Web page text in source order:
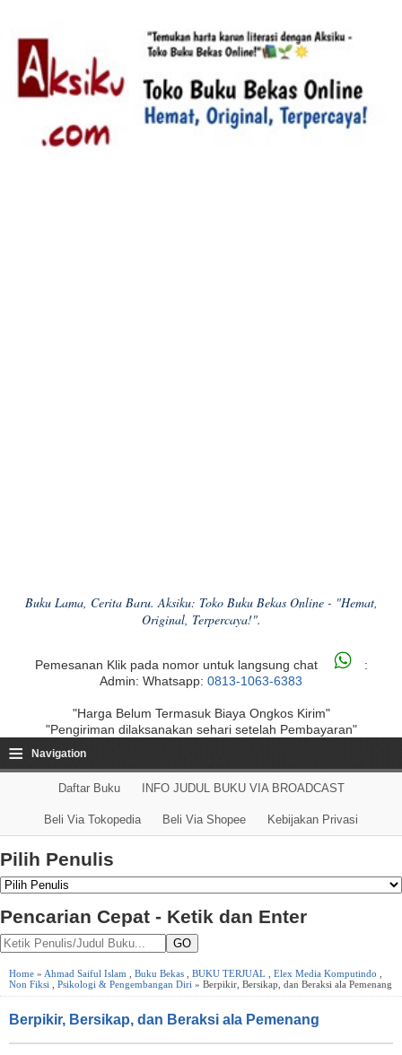
Buku Lama, Cerita Baru. Aksiku: Toko Buku Bekas Online - "Hemat,
Original, Terpercaya!".
Pemesanan Klik pada nomor untuk langsung chat
:
Admin: Whatsapp: 0813-1063-6383
"Harga Belum Termasuk Biaya Ongkos Kirim"
"Pengiriman dilaksanakan sehari setelah Pembayaran"
≡ Navigation
Daftar Buku INFO JUDUL BUKU VIA BROADCAST
Beli Via Tokopedia Beli Via Shopee Kebijakan Privasi
Pilih Penulis
Pencarian Cepat - Ketik dan Enter
GO
Home » Ahmad Saiful Islam Buku Bekas BUKU TERJUAL Elex Media Komputindo
Non Fiksi
Psikologi & Pengembangan Diri » Berpikir, Bersikap, dan Beraksi ala Pemenang
Berpikir, Bersikap, dan Beraksi ala Pemenang